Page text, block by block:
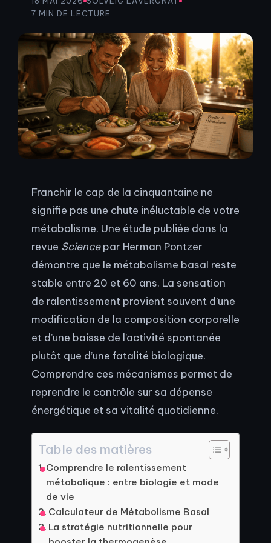
·
·
7 MIN DE LECTURE
Franchir le cap de la cinquantaine ne
signifie pas une chute inéluctable de votre
métabolisme. Une étude publiée dans la
revue Sciencepar Herman Pontzer
démontre que le métabolisme basal reste
stable entre 20 et 60 ans. La sensation
de ralentissement provient souvent d’une
modification de la composition corporelle
et d’une baisse de l’activité spontanée
plutôt que d’une fatalité biologique.
Comprendre ces mécanismes permet de
reprendre le contrôle sur sa dépense
énergétique et sa vitalité quotidienne.
Table des matières
Comprendre le ralentissement
métabolique : entre biologie et mode
de vie
Calculateur de Métabolisme Basal
La stratégie nutritionnelle pour